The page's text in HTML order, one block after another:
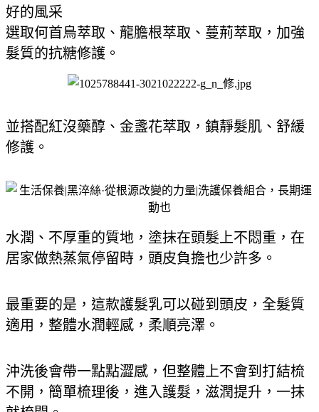
好的風采
選取何首烏萃取、龍膽根萃取、蔓荊萃取，加強
髮質的抗糖修護。
並搭配紅沒藥醇、金盞花萃取，鎮靜髮肌、舒緩
修護。
水潤、不厚重的質地，塗抹在頭髮上不悶重，在
居家做熱蒸氣停留時，頭皮負擔也少許多。
最重要的是，這款護髮乳可以碰到頭皮，全髮質
適用，整體水潤輕感，柔順亮澤。
沖洗後會帶一點點澀感，但整體上不會到打結梳
不開，簡單梳理後，進入護髮，滋潤提升，一抹